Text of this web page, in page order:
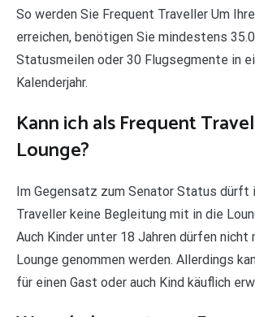
So werden Sie Frequent Traveller Um
erreichen, benötigen Sie mindestens
Statusmeilen oder 30 Flugsegmente in
Kalenderjahr.
Kann ich als Frequent
Lounge?
Im Gegensatz zum Senator Status dürft
Traveller keine Begleitung mit in die
Auch Kinder unter 18 Jahren dürfen nicht
Lounge genommen werden. Allerdings
für einen Gast oder auch Kind käuflich